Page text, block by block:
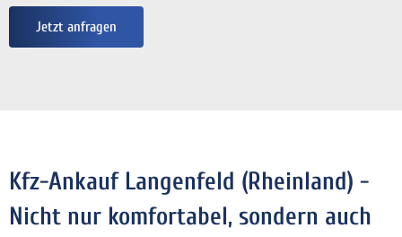
Jetzt anfragen
Kfz-Ankauf Langenfeld (Rheinland) -
Nicht nur komfortabel, sondern auch